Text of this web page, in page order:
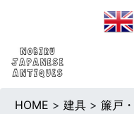
HOME > 建具 > 簾戸